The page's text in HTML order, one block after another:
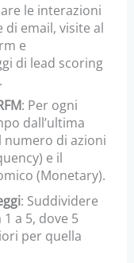
le interazioni
di email, visite al
e
di lead scoring
: Per ogni
dall’ultima
numero di azioni
e il
(Monetary).
: Suddividere
a 5, dove 5
per quella